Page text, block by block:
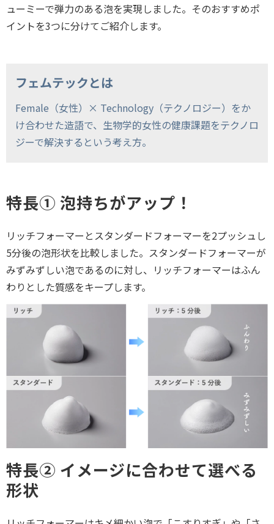
ューミーで弾力のある泡を実現しました。そのおすすめポ
イントを3つに分けてご紹介します。
フェムテックとは
Female（女性）× Technology（テクノロジー）をか
け合わせた造語で、生物学的女性の健康課題をテクノロ
ジーで解決するという考え方。
特長① 泡持ちがアップ！
リッチフォーマーとスタンダードフォーマーを2プッシュし
5分後の泡形状を比較しました。スタンダードフォーマーが
みずみずしい泡であるのに対し、リッチフォーマーはふん
わりとした質感をキープします。
特長② イメージに合わせて選べる
形状